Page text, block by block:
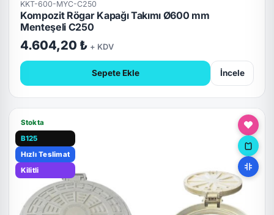
Hızlı Teslimat
Kilitli
KKT-600-MYC-C250
Kompozit Rögar Kapağı Takımı Ø600 mm
Menteşeli C250
4.604,20 ₺ + KDV
Sepete Ekle İncele
Stokta
B125
Hızlı Teslimat
Kilitli